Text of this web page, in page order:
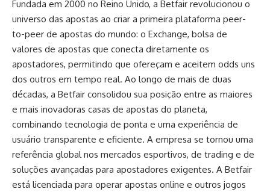
Fundada em 2000 no Reino Unido, a Betfair revolucionou o
universo das apostas ao criar a primeira plataforma peer-
to-peer de apostas do mundo: o Exchange, bolsa de
valores de apostas que conecta diretamente os
apostadores, permitindo que ofereçam e aceitem odds uns
dos outros em tempo real. Ao longo de mais de duas
décadas, a Betfair consolidou sua posição entre as maiores
e mais inovadoras casas de apostas do planeta,
combinando tecnologia de ponta e uma experiência de
usuário transparente e eficiente. A empresa se tornou uma
referência global nos mercados esportivos, de trading e de
soluções avançadas para apostadores exigentes. A Betfair
está licenciada para operar apostas online e outros jogos